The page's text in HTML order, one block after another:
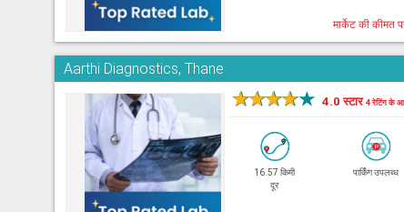
मार्केट की कीमत
Aarthi Diagnostics, Thane
★★★★★ 4.0 स्टार4 रेटिंग के
16.57 किमी
दूर
पार्किंग उपलब्ध